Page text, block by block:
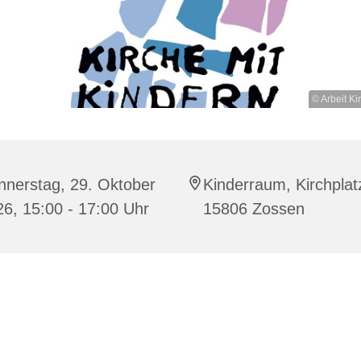
© Arbeit
29. Oktober
15:00 - 17:00 Uhr
Kinderraum,
15806 Zossen